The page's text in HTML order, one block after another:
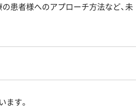
患者様へのアプローチ方法など、未
す。